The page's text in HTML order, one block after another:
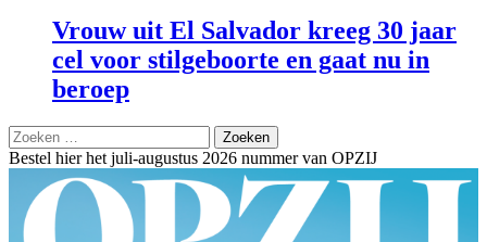
Vrouw uit El Salvador kreeg 30 jaar
cel voor stilgeboorte en gaat nu in
beroep
Zoeken
naar:
Bestel hier het juli-augustus 2026 nummer van OPZIJ